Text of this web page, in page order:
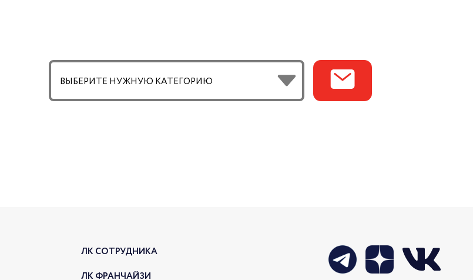
НОВИНКА - НАРЕЗКА КОРЕЙКА
КОПЧЕНО-ВАРЕНАЯ
06.02.2026
Новинка продукции - удобная сервировочная
нарезка «КОРЕЙКА копчено-вареная».
ЛК СОТРУДНИКА
ЛК ФРАНЧАЙЗИ